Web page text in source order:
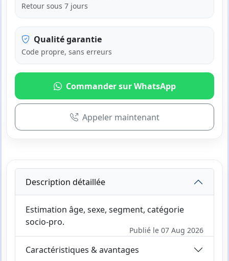
Retour sous 7 jours
Qualité garantie
Code propre, sans erreurs
Commander sur WhatsApp
Appeler maintenant
Description détaillée
Estimation âge, sexe, segment, catégorie
socio-pro.
Publié le 07 Aug 2026
Caractéristiques & avantages